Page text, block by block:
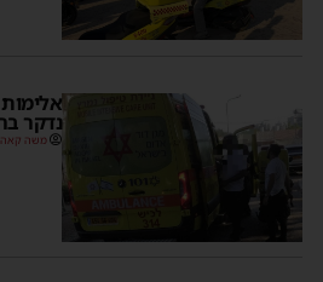
נדקר ברגלו
משה קאהן